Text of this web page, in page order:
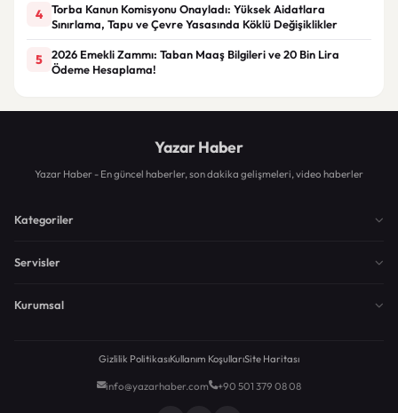
4
Torba Kanun Komisyonu Onayladı: Yüksek Aidatlara
Sınırlama, Tapu ve Çevre Yasasında Köklü Değişiklikler
5
2026 Emekli Zammı: Taban Maaş Bilgileri ve 20 Bin Lira
Ödeme Hesaplama!
Yazar Haber
Yazar Haber - En güncel haberler, son dakika gelişmeleri, video haberler
Kategoriler
Servisler
Kurumsal
Gizlilik PolitikasıKullanım KoşullarıSite Haritası
info@yazarhaber.com +90 501 379 08 08